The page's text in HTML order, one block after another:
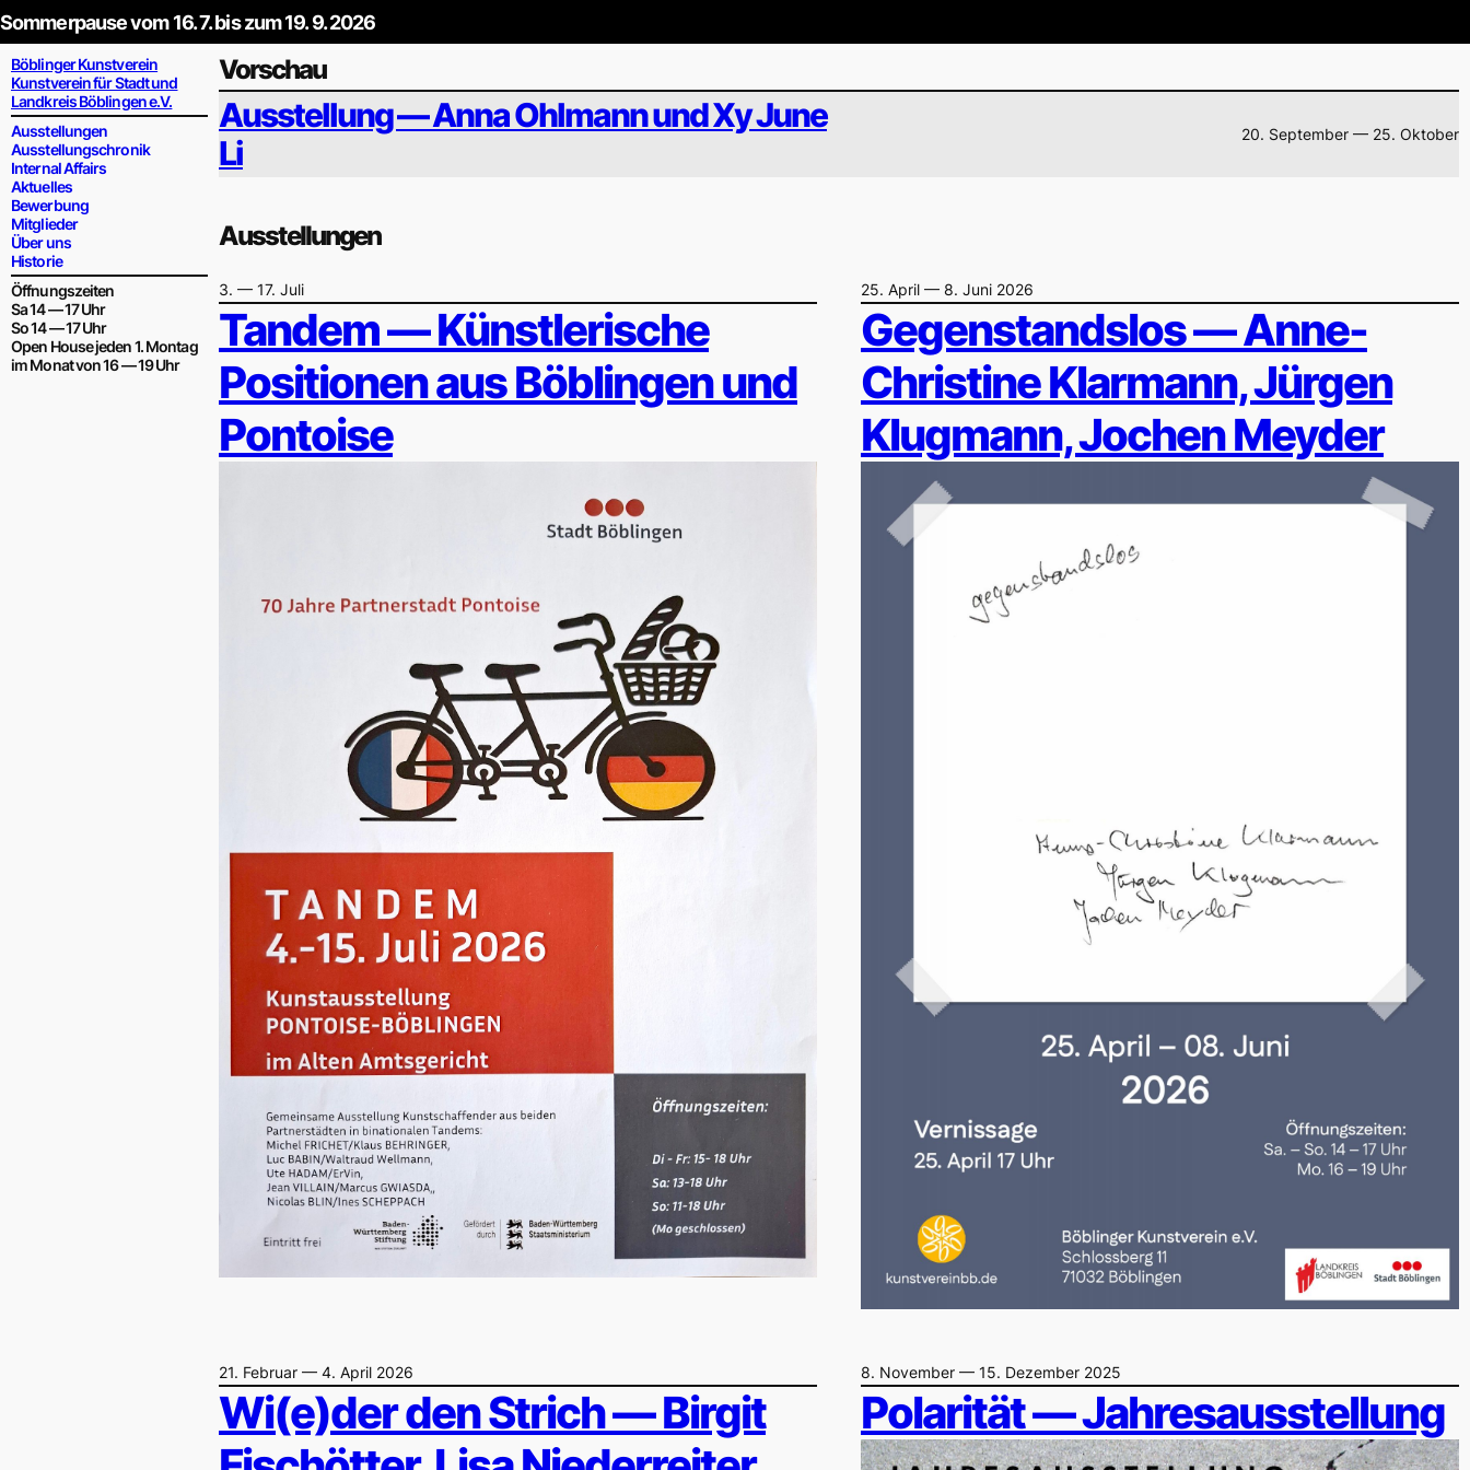
Zum
Inhalt
springen
Böblinger Kunstverein
Kunstverein für Stadt und
Landkreis Böblingen e.V.
Ausstellungen
Ausstellungschronik
Internal Affairs
Aktuelles
Bewerbung
Mitglieder
Über uns
Historie
Öffnungszeiten
Sa 14 — 17 Uhr
So 14 — 17 Uhr
Open House jeden 1. Montag
im Monat von 16 — 19 Uhr
Sommerpause vom 16. 7. bis zum 19. 9. 2026
Vorschau
Ausstellung — Anna Ohlmann und Xy June
Li
20. September — 25. Oktober
Ausstellungen
3. — 17. Juli
Tandem — Künstlerische
Positionen aus Böblingen und
Pontoise
25. April — 8. Juni 2026
Gegenstandslos — Anne-
Christine Klarmann, Jürgen
Klugmann, Jochen Meyder
21. Februar — 4. April 2026
Wi(e)der den Strich — Birgit
8. November — 15. Dezember 2025
Polarität — Jahresausstellung